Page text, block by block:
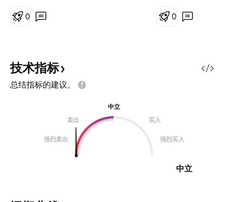
0 0
技术指标
总结指标的建议。
中立
卖出
买入
强烈卖出 强烈买入
中立